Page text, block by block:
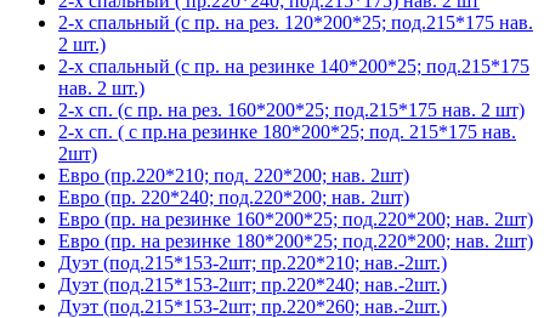
2-х спальный (с пр. на рез. 120*200*25; под.215*175 нав.
2 шт.)
2-х спальный (с пр. на резинке 140*200*25; под.215*175
нав. 2 шт.)
2-х сп. (с пр. на рез. 160*200*25; под.215*175 нав. 2 шт)
2-х сп. ( с пр.на резинке 180*200*25; под. 215*175 нав.
2шт)
Евро (пр.220*210; под. 220*200; нав. 2шт)
Евро (пр. 220*240; под.220*200; нав. 2шт)
Евро (пр. на резинке 160*200*25; под.220*200; нав. 2шт)
Евро (пр. на резинке 180*200*25; под.220*200; нав. 2шт)
Дуэт (под.215*153-2шт; пр.220*210; нав.-2шт.)
Дуэт (под.215*153-2шт; пр.220*240; нав.-2шт.)
Дуэт (под.215*153-2шт; пр.220*260; нав.-2шт.)